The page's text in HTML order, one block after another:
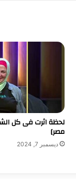
لحظة اثرت فى كل
مصر]
ديسمبر 7, 2024